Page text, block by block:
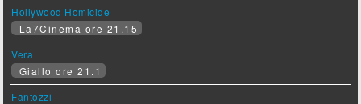
Hollywood Homicide
La7Cinema ore 21.15
Vera
Giallo ore 21.1
Fantozzi